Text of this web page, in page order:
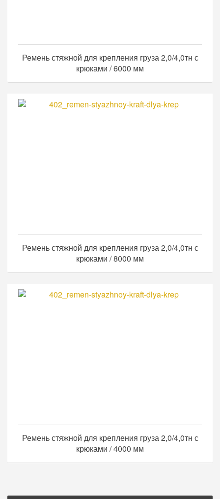
Ремень стяжной для крепления груза 2,0/4,0тн с
крюками / 6000 мм
Ремень стяжной для крепления груза 2,0/4,0тн с
крюками / 8000 мм
Ремень стяжной для крепления груза 2,0/4,0тн с
крюками / 4000 мм